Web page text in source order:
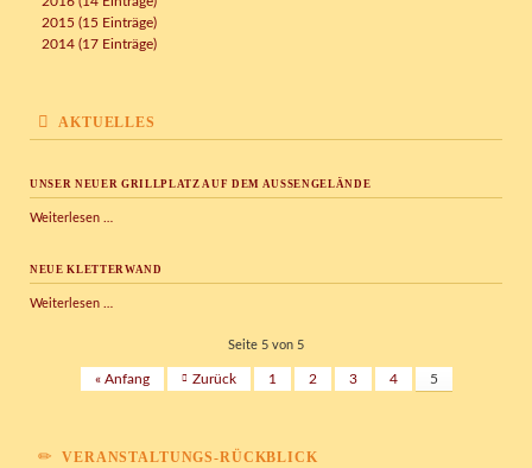
2015 (15 Einträge)
2014 (17 Einträge)
AKTUELLES
UNSER NEUER GRILLPLATZ AUF DEM AUSSENGELÄNDE
Weiterlesen …
auf
NEUE KLETTERWAND
Weiterlesen …
Seite 5 von 5
« Anfang Zurück 1 2 3 4 5
VERANSTALTUNGS-RÜCKBLICK